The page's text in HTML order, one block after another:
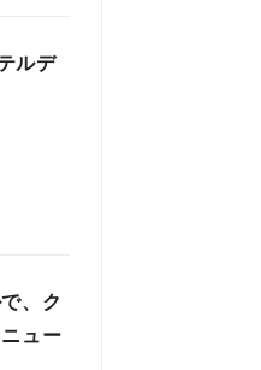
ルデ
、ク
ュー